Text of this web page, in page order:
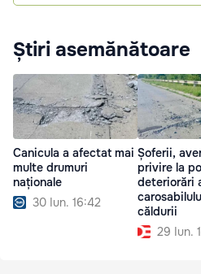
Știri asemănătoare
Canicula a afectat mai
multe drumuri
naționale
30 Iun. 16:42
Șoferii,
privire la
deteriorări
căldurii
29 Iun.